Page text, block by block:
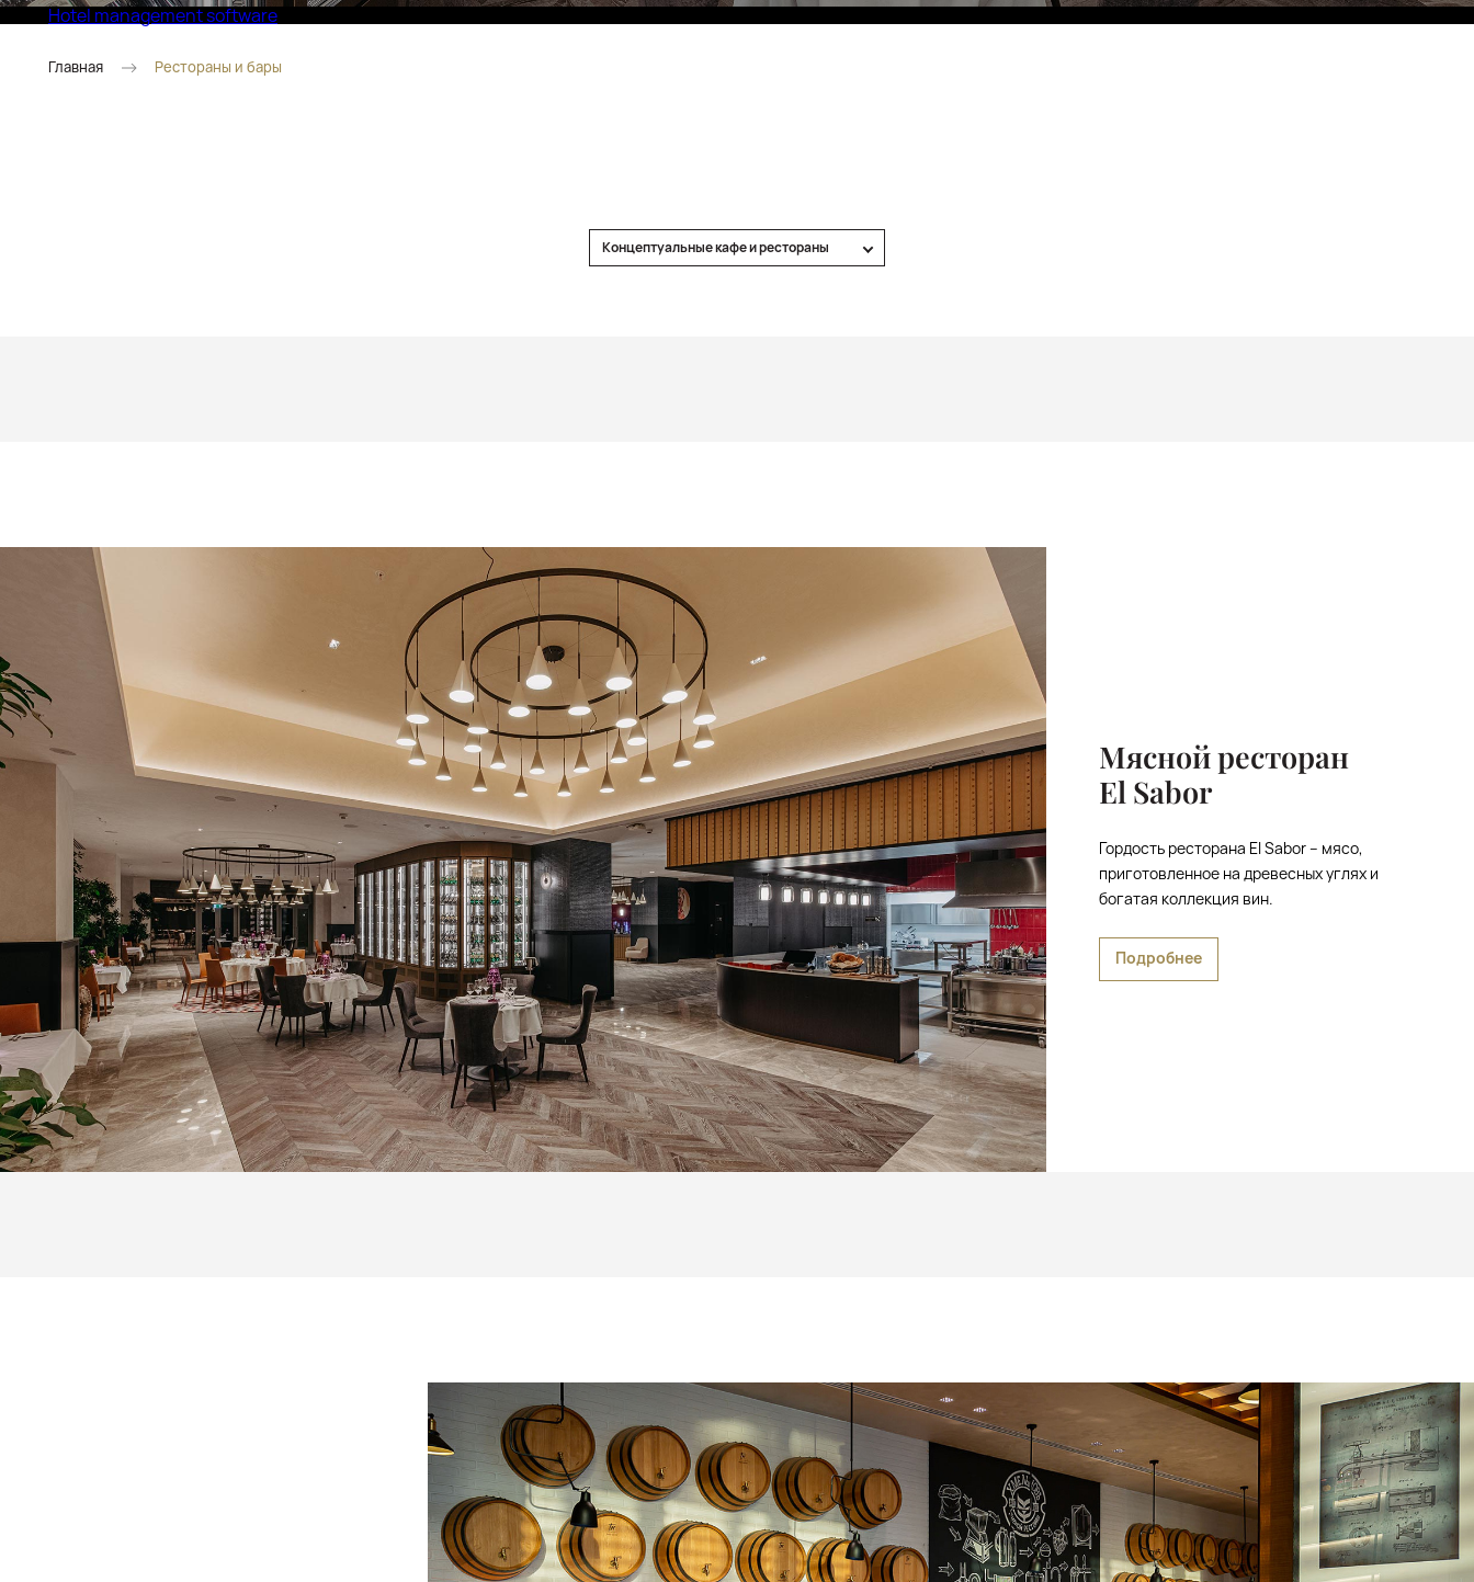
Eco Village Superior Eco Village Premium
Eco Village
Eco Village Grand
Фитобары
Hotel management software
Главная Рестораны и бары
Концептуальные кафе и рестораны
Мясной ресторан
El Sabor
Гордость ресторана El Sabor – мясо,
приготовленное на древесных углях и
богатая коллекция вин.
Подробнее